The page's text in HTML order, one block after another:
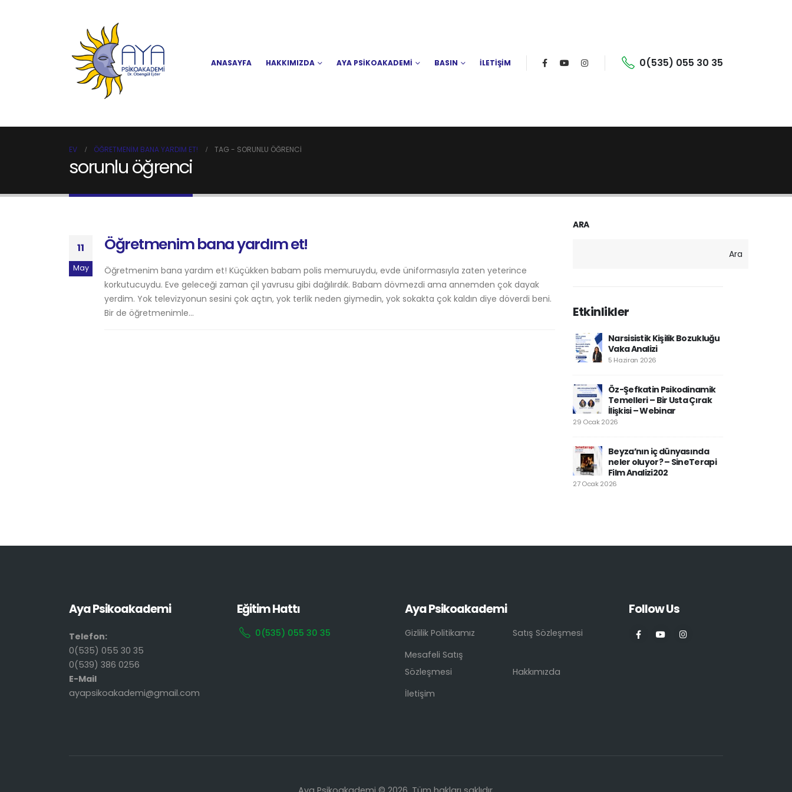
ANASAYFA HAKKIMIZDA AYA PSİKOAKADEMİ BASIN İLETİŞİM 0(535) 055 30 35
EV ÖĞRETMENIM BANA YARDIM ET! TAG - SORUNLU ÖĞRENCI
sorunlu öğrenci
11
May
Öğretmenim bana yardım et!
Öğretmenim bana yardım et! Küçükken babam polis memuruydu, evde üniformasıyla zaten yeterince
korkutucuydu. Eve geleceği zaman çil yavrusu gibi dağılırdık. Babam dövmezdi ama annemden çok dayak
yerdim. Yok televizyonun sesini çok açtın, yok terlik neden giymedin, yok sokakta çok kaldın diye döverdi beni.
Bir de öğretmenimle...
ARA
Ara
Etkinlikler
Narsisistik Kişilik Bozukluğu
Vaka Analizi
5 Haziran 2026
Öz-Şefkatin Psikodinamik
Temelleri – Bir Usta Çırak
İlişkisi – Webinar
29 Ocak 2026
Beyza’nın iç dünyasında
neler oluyor? – SineTerapi
Film Analizi202
27 Ocak 2026
Aya Psikoakademi
Telefon:
0(535) 055 30 35
0(539) 386 0256
E-Mail
ayapsikoakademi@gmail.com
Eğitim Hattı
0(535) 055 30 35
Aya Psikoakademi
Gizlilik Politikamız
Satış Sözleşmesi
Mesafeli Satış
Sözleşmesi
Hakkımızda
İletişim
Follow Us